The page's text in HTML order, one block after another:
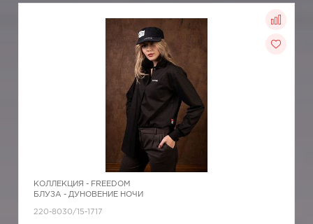
КОЛЛЕКЦИЯ - FREEDOM
БЛУЗА - ДУНОВЕНИЕ НОЧИ
220-8030/15-1717